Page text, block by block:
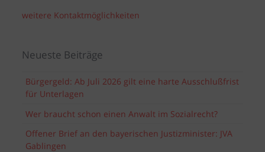
weitere Kontaktmöglichkeiten
Neueste Beiträge
Bürgergeld: Ab Juli 2026 gilt eine harte Ausschlußfrist
für Unterlagen
Wer braucht schon einen Anwalt im Sozialrecht?
Offener Brief an den bayerischen Justizminister: JVA
Gablingen